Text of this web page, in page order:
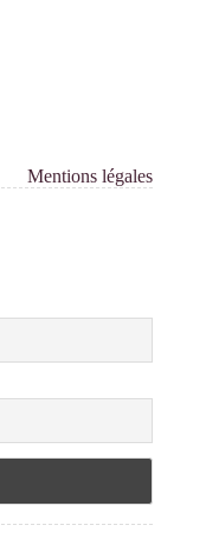
Mentions légales